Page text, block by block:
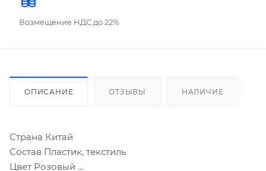
Возмещение НДС до 22%
ОПИСАНИЕ ОТЗЫВЫ НАЛИЧИЕ
Страна Китай
Состав Пластик, текстиль
Цвет Розовый